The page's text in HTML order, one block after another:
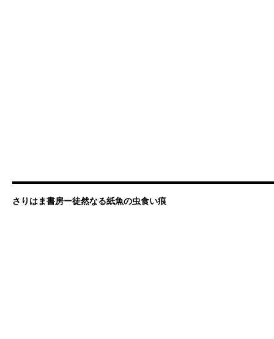
さりはま書房ー徒然なる紙魚の虫食い痕